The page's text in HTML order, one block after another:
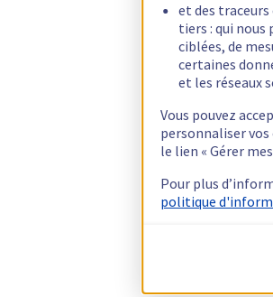
et des traceurs
tiers : qui
ciblées, de
certaines
et les réseaux
Vous pouvez
personnaliser
le lien « Gérer
Pour plus
politique